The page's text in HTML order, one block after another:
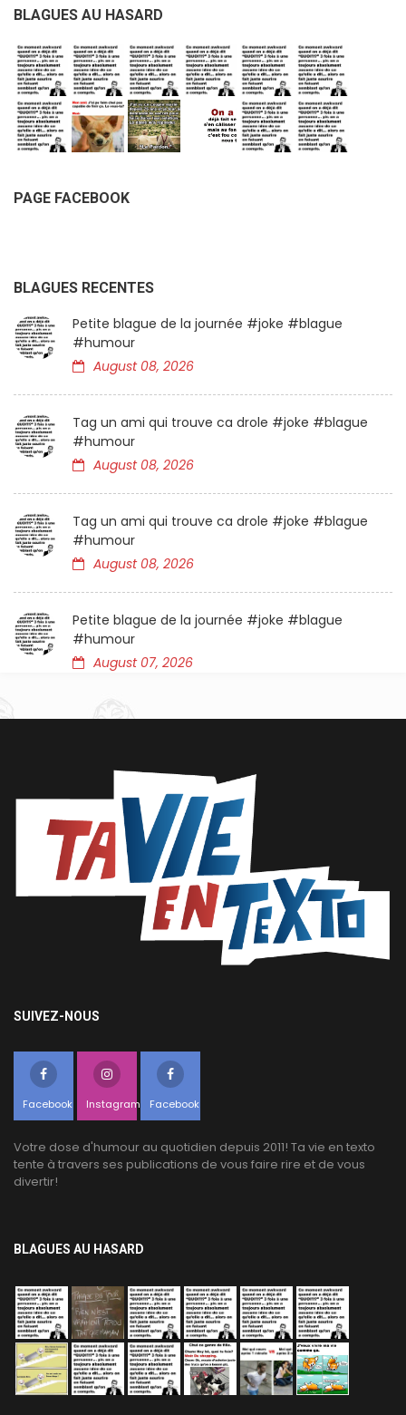
BLAGUES AU HASARD
PAGE FACEBOOK
BLAGUES RECENTES
Petite blague de la journée #joke #blague
#humour
August 08, 2026
Tag un ami qui trouve ca drole #joke #blague
#humour
August 08, 2026
Tag un ami qui trouve ca drole #joke #blague
#humour
August 08, 2026
Petite blague de la journée #joke #blague
#humour
August 07, 2026
SUIVEZ-NOUS
Facebook Instagram Facebook
Votre dose d'humour au quotidien depuis 2011! Ta vie en texto
tente à travers ses publications de vous faire rire et de vous
divertir!
BLAGUES AU HASARD